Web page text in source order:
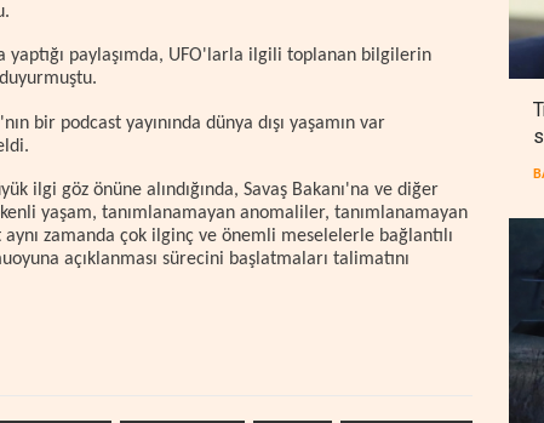
yaptığı paylaşımda, UFO'larla ilgili toplanan bilgilerin
bir podcast yayınında dünya dışı yaşamın var
ilgi göz önüne alındığında, Savaş Bakanı'na ve diğer
yaşam, tanımlanamayan anomaliler, tanımlanamayan
zamanda çok ilginç ve önemli meselelerle bağlantılı
açıklanması sürecini başlatmaları talimatını